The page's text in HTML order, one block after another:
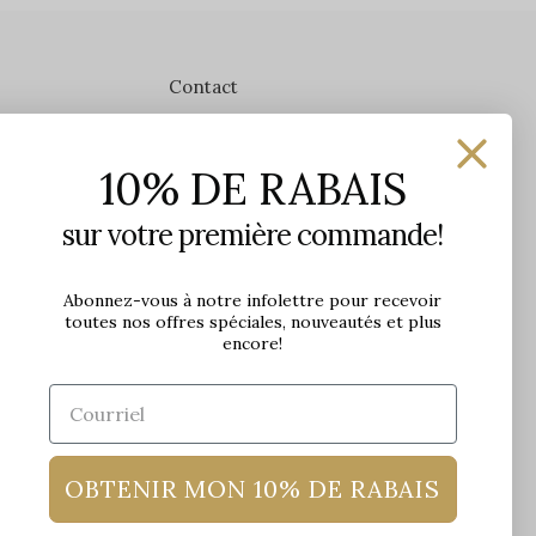
Contact
1650 avenue Jules-Verne, Local 103
G2G 2R1, Québec, Canada
Lundi: 9h - 17h
Mardi: 9h - 17h
Mercredi: 9h - 18h
Jeudi: 9h - 21h
Samedi: 9h à 17h
10% DE RABAIS
sur votre première commande!
Abonnez-vous à notre infolettre pour recevoir
toutes nos offres spéciales, nouveautés et plus
encore!
OBTENIR MON 10% DE RABAIS